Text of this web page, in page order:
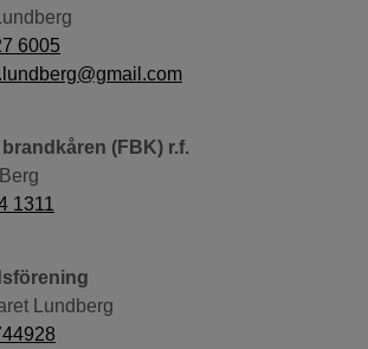
6005
(FBK) r.f.
1311
Lundberg